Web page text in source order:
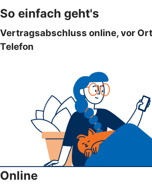
So einfach geht's
Vertragsabschluss online, vor
Telefon
Online